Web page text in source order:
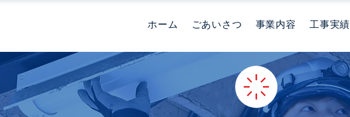
ホーム ごあいさつ 事業内容 工事実績